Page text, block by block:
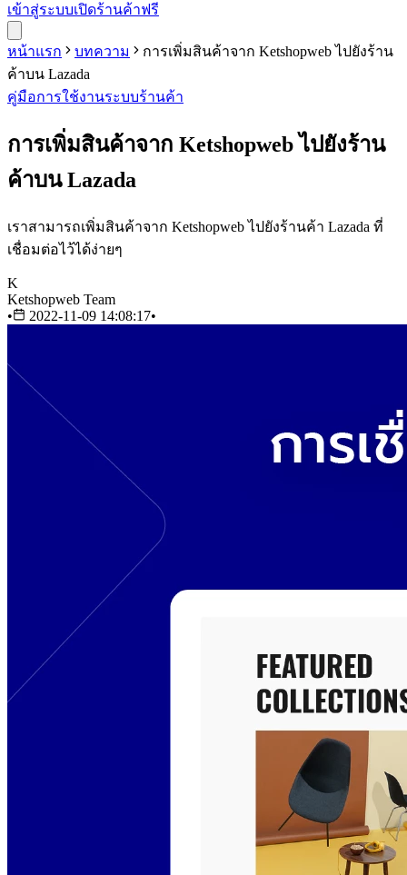
เข้าสู่ระบบเปิดร้านค้าฟรี
หน้าแรก บทความ
การเพิ่มสินค้าจาก Ketshopweb ไปยังร้าน
ค้าบน Lazada
คู่มือการใช้งานระบบร้านค้า
การเพิ่มสินค้าจาก Ketshopweb ไปยังร้าน
ค้าบน Lazada
เราสามารถเพิ่มสินค้าจาก Ketshopweb ไปยังร้านค้า Lazada ที่
เชื่อมต่อไว้ได้ง่ายๆ
K
Ketshopweb Team
•
2022-11-09 14:08:17•